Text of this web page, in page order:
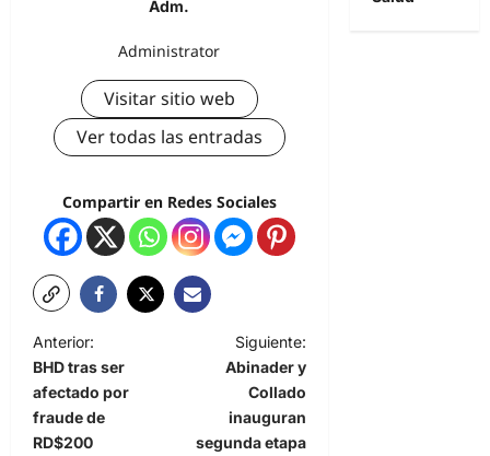
Adm.
Administrator
Visitar sitio web
Ver todas las entradas
Compartir en Redes Sociales
Anterior:
BHD tras ser
afectado por
fraude de
RD$200
Siguiente:
Abinader y
Collado
inauguran
segunda etapa